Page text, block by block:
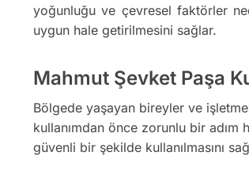
yoğunluğu ve çevresel faktörler
uygun hale getirilmesini sağlar.
Mahmut Şevket Paşa
Bölgede yaşayan bireyler ve
kullanımdan önce zorunlu bir adım
güvenli bir şekilde kullanılmasını